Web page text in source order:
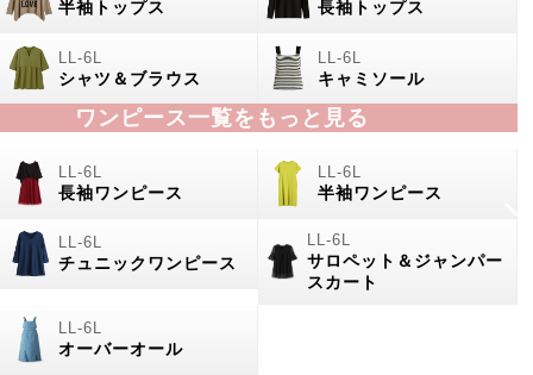
半袖トップス 長袖トップス
シャツ＆ブラウス キャミソール
ワンピース一覧をもっと見る
長袖ワンピース 半袖ワンピース
チュニックワンピース
サロペット＆ジャンパー
スカート
オーバーオール